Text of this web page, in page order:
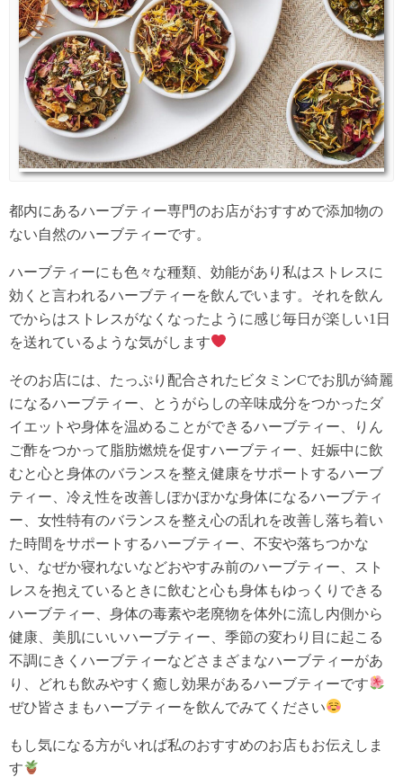
都内にあるハーブティー専門のお店がおすすめで添加物の
ない自然のハーブティーです。
ハーブティーにも色々な種類、効能があり私はストレスに
効くと言われるハーブティーを飲んでいます。それを飲ん
でからはストレスがなくなったように感じ毎日が楽しい1日
を送れているような気がします
そのお店には、たっぷり配合されたビタミンCでお肌が綺麗
になるハーブティー、とうがらしの辛味成分をつかったダ
イエットや身体を温めることができるハーブティー、りん
ご酢をつかって脂肪燃焼を促すハーブティー、妊娠中に飲
むと心と身体のバランスを整え健康をサポートするハーブ
ティー、冷え性を改善しぽかぽかな身体になるハーブティ
ー、女性特有のバランスを整え心の乱れを改善し落ち着い
た時間をサポートするハーブティー、不安や落ちつかな
い、なぜか寝れないなどおやすみ前のハーブティー、スト
レスを抱えているときに飲むと心も身体もゆっくりできる
ハーブティー、身体の毒素や老廃物を体外に流し内側から
健康、美肌にいいハーブティー、季節の変わり目に起こる
不調にきくハーブティーなどさまざまなハーブティーがあ
り、どれも飲みやすく癒し効果があるハーブティーです
ぜひ皆さまもハーブティーを飲んでみてください
もし気になる方がいれば私のおすすめのお店もお伝えしま
す